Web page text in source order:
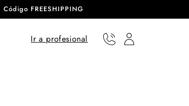
FREESHIPPING
Ir a profesional Teléfono Usuario